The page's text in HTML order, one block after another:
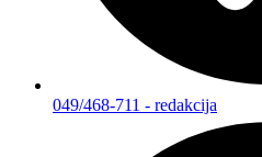
049/468-711 - redakcija